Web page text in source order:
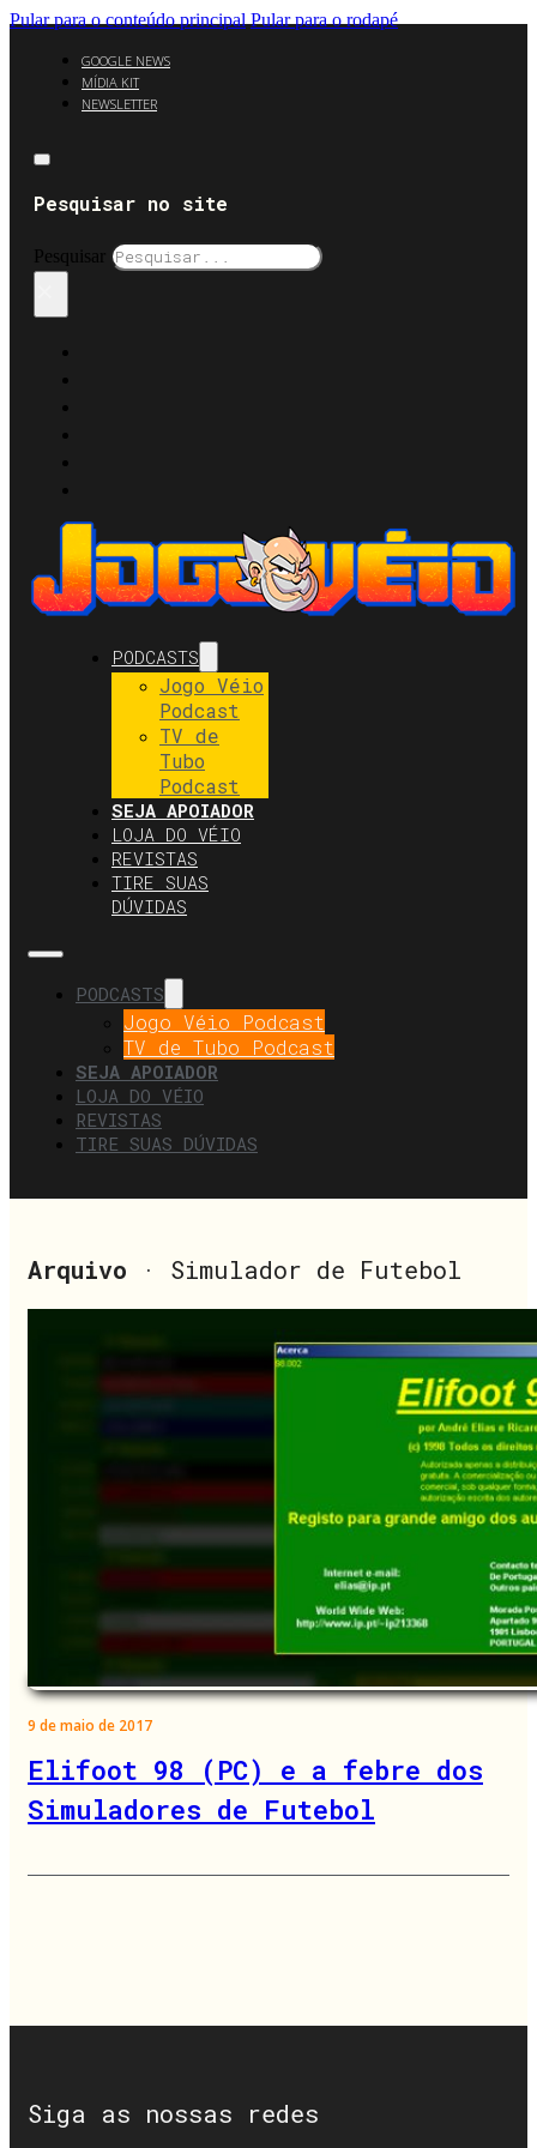
Pular para o conteúdo principal Pular para o rodapé
GOOGLE NEWS
MÍDIA KIT
NEWSLETTER
Pesquisar no site
Pesquisar
PODCASTS
Jogo Véio
Podcast
TV de
Tubo
Podcast
SEJA APOIADOR
LOJA DO VÉIO
REVISTAS
TIRE SUAS
DÚVIDAS
PODCASTS
Jogo Véio Podcast
TV de Tubo Podcast
SEJA APOIADOR
LOJA DO VÉIO
REVISTAS
TIRE SUAS DÚVIDAS
Arquivo · Simulador de Futebol
9 de maio de 2017
Elifoot 98 (PC) e a febre dos
Simuladores de Futebol
Siga as nossas redes